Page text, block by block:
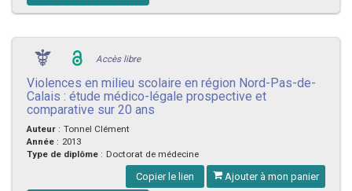
Accès libre
Violences en milieu scolaire en région Nord-Pas-de-
Calais : étude médico-légale prospective et
comparative sur 20 ans
Auteur : Tonnel Clément
Année : 2013
Type de diplôme : Doctorat de médecine
Copier le lien Ajouter à mon panier